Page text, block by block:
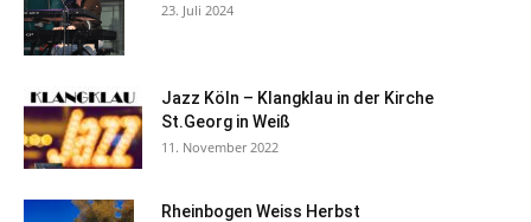
23. Juli 2024
Jazz Köln – Klangklau in der Kirche
St.Georg in Weiß
11. November 2022
Rheinbogen Weiss Herbst